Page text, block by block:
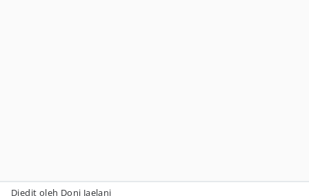
Diedit oleh Doni Jaelani